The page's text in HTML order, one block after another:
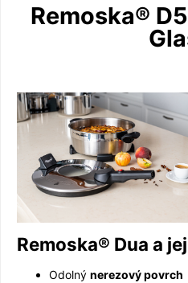
Remoska®
Remoska® Dua a
Odolný nerezový povrch